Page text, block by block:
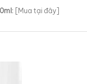
: [Mua tại đây]